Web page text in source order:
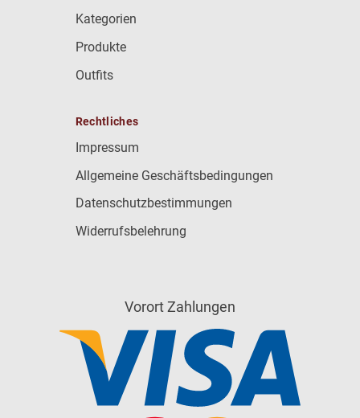
Kategorien
Produkte
Outfits
Rechtliches
Impressum
Allgemeine Geschäftsbedingungen
Datenschutzbestimmungen
Widerrufsbelehrung
Vorort Zahlungen